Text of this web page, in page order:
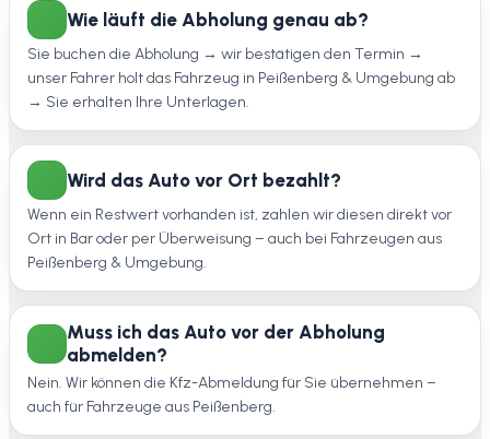
Wie läuft die Abholung genau ab?
Sie buchen die Abholung → wir bestätigen den Termin →
unser Fahrer holt das Fahrzeug in Peißenberg & Umgebung ab
→ Sie erhalten Ihre Unterlagen.
Wird das Auto vor Ort bezahlt?
Wenn ein Restwert vorhanden ist, zahlen wir diesen direkt vor
Ort in Bar oder per Überweisung – auch bei Fahrzeugen aus
Peißenberg & Umgebung.
Muss ich das Auto vor der Abholung
abmelden?
Nein. Wir können die Kfz-Abmeldung für Sie übernehmen –
auch für Fahrzeuge aus Peißenberg.